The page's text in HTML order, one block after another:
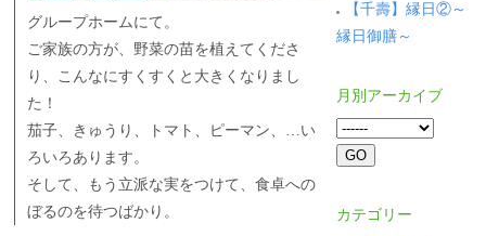
グループホームにて。
ご家族の方が、野菜の苗を植えてくださ
り、こんなにすくすくと大きくなりまし
た！
茄子、きゅうり、トマト、ピーマン、…い
ろいろあります。
そして、もう立派な実をつけて、食卓への
ぼるのを待つばかり。
【千壽】縁日②～
縁日御膳～
月別アーカイブ
カテゴリー